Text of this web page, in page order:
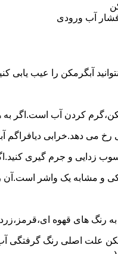
آب ورودی
آبگرمکن را عیب یابی
کردن آب است.اگر به
می دهد.خرابی
زدایی و جرم گیری
و مشابه یک واشر است.آن
به رنگ های قهوه
علت اصلی رنگ گرفتگی آب